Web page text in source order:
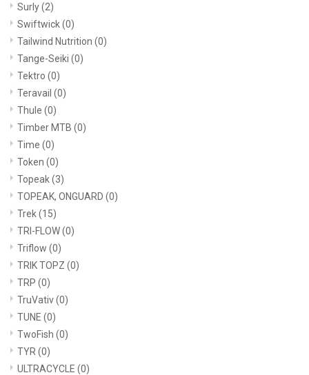
Surly(2)
Swiftwick(0)
Tailwind Nutrition (0)
Tange-Seiki (0)
Tektro (0)
Teravail (0)
Thule (0)
Timber MTB (0)
Time (0)
Token (0)
Topeak(3)
TOPEAK, ONGUARD (0)
Trek(15)
TRI-FLOW(0)
Triflow (0)
TRIK TOPZ (0)
TRP (0)
TruVativ(0)
TUNE (0)
TwoFish (0)
TYR (0)
ULTRACYCLE (0)